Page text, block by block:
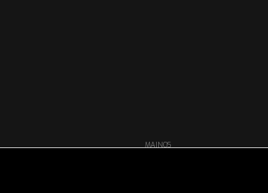
MAINOS